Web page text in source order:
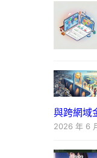
與跨網域
2026 年 6